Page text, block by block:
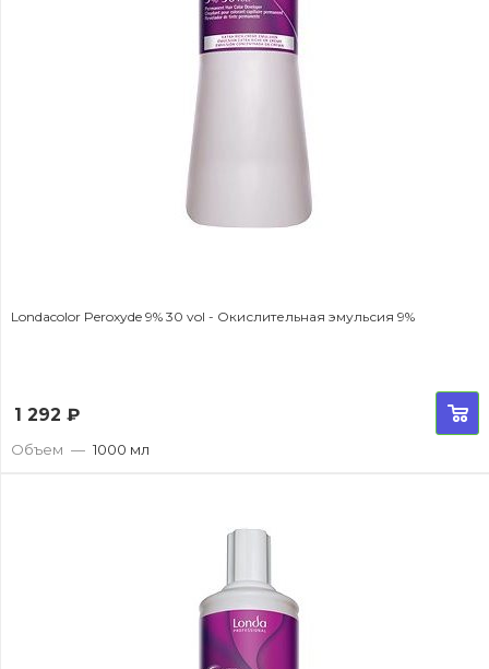
Londacolor Peroxyde 9% 30 vol - Окислительная эмульсия 9%
1 292 ₽
Объем — 1000 мл